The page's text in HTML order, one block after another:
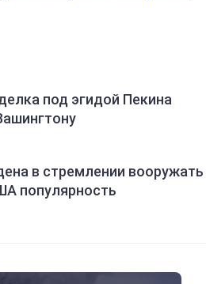
под эгидой Пекина
в стремлении вооружать
популярность